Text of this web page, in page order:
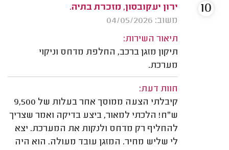
ירון יעקובסון, מזכרת בתיה.
משוב: 04/05/2026
תיאור השירות:
תיקון מזגן ברכב, החלפת מדחס וניקוי
מערכת.
חוות דעת:
קיבלתי הצעה ממוסך אחר בעלות של 9,500
ש"ח! הלכתי למאור, ביצע בדיקה ואמר שצריך
להחליף רק מדחס ולנקות את המערכת. יצא
לי שליש מחיר. המזגן עובד מעולה. הוא היה
10